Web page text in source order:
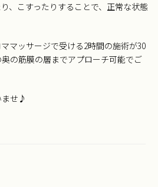
、こすったりすることで、正常な状態
マッサージで受ける2時間の施術が30
の筋膜の層までアプローチ可能でご
ませ♪